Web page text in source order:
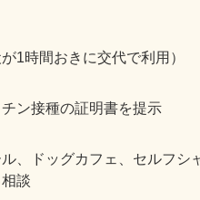
1時間おきに交代で利用）
ン接種の証明書を提示
、ドッグカフェ、セルフシ
談